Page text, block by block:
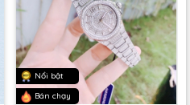
Nổi bật
Bán chạy